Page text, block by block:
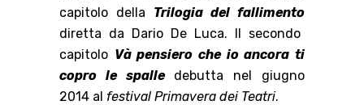
capitolo della Trilogia del fallimento
diretta da Dario De Luca. Il secondo
capitolo Và pensiero che io ancora ti
copro le spalledebutta nel giugno
2014 al festival Primavera dei Teatri.